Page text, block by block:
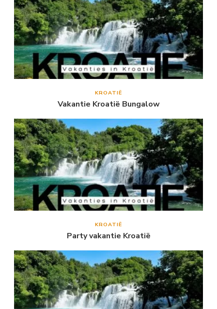
KROATIË
Vakantie Kroatië Bungalow
KROATIË
Party vakantie Kroatië